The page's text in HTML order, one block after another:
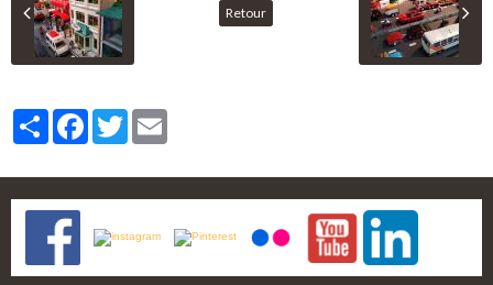
Retour
PartagerFacebook
Twitter